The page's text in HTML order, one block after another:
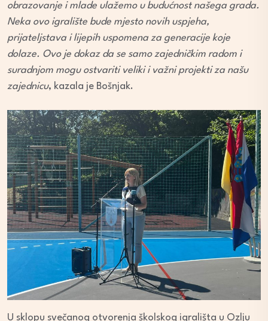
obrazovanje i mlade ulažemo u budućnost našega grada.
Neka ovo igralište bude mjesto novih uspjeha,
prijateljstava i lijepih uspomena za generacije koje
dolaze. Ovo je dokaz da se samo zajedničkim radom i
suradnjom mogu ostvariti veliki i važni projekti za našu
zajednicu, kazala je Bošnjak.
U sklopu svečanog otvorenja školskog igrališta u Ozlju